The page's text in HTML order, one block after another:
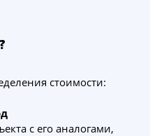
стоимости:
с его аналогами,